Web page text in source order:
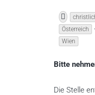
Österreich
Wien
Bitte
Die Stelle